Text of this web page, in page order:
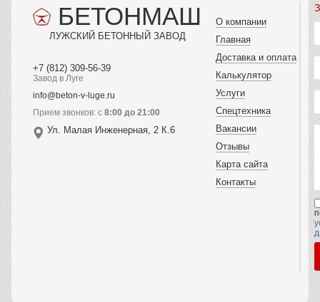
БЕТОНМАШ
ЛУЖСКИЙ БЕТОННЫЙ ЗАВОД
+7 (812) 309-56-39
Завод в Луге
info@beton-v-luge.ru
Прием звонков: с 8:00 до 21:00
Ул. Малая Инженерная, 2 К.6
О компании
Главная
Доставка и оплата
Калькулятор
Услуги
Спецтехника
Вакансии
Отзывы
Карта сайта
Контакты